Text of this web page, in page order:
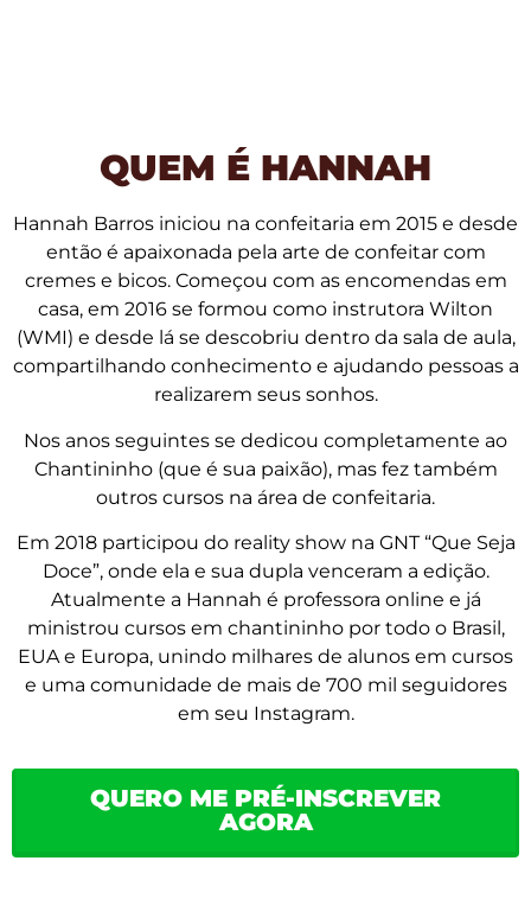
QUEM É HANNAH
Hannah Barros iniciou na confeitaria em 2015 e desde
então é apaixonada pela arte de confeitar com
cremes e bicos. Começou com as encomendas em
casa, em 2016 se formou como instrutora Wilton
(WMI) e desde lá se descobriu dentro da sala de aula,
compartilhando conhecimento e ajudando pessoas a
realizarem seus sonhos.
Nos anos seguintes se dedicou completamente ao
Chantininho (que é sua paixão), mas fez também
outros cursos na área de confeitaria.
Em 2018 participou do reality show na GNT “Que Seja
Doce”, onde ela e sua dupla venceram a edição.
Atualmente a Hannah é professora online e já
ministrou cursos em chantininho por todo o Brasil,
EUA e Europa, unindo milhares de alunos em cursos
e uma comunidade de mais de 700 mil seguidores
em seu Instagram.
QUERO ME PRÉ-INSCREVER
AGORA